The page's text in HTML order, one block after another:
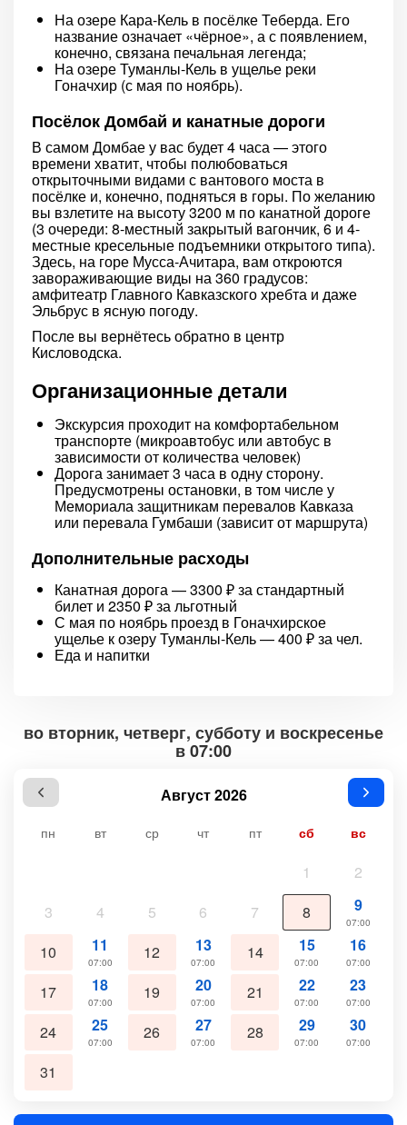
На озере Кара-Кель в посёлке Теберда. Его
название означает «чёрное», а с появлением,
конечно, связана печальная легенда;
На озере Туманлы-Кель в ущелье реки
Гоначхир (с мая по ноябрь).
Посёлок Домбай и канатные дороги
В самом Домбае у вас будет 4 часа — этого
времени хватит, чтобы полюбоваться
открыточными видами с вантового моста в
посёлке и, конечно, подняться в горы. По желанию
вы взлетите на высоту 3200 м по канатной дороге
(3 очереди: 8-местный закрытый вагончик, 6 и 4-
местные кресельные подъемники открытого типа).
Здесь, на горе Мусса-Ачитара, вам откроются
завораживающие виды на 360 градусов:
амфитеатр Главного Кавказского хребта и даже
Эльбрус в ясную погоду.
После вы вернётесь обратно в центр
Кисловодска.
Организационные детали
Экскурсия проходит на комфортабельном
транспорте (микроавтобус или автобус в
зависимости от количества человек)
Дорога занимает 3 часа в одну сторону.
Предусмотрены остановки, в том числе у
Мемориала защитникам перевалов Кавказа
или перевала Гумбаши (зависит от маршрута)
Дополнительные расходы
Канатная дорога — 3300 ₽ за стандартный
билет и 2350 ₽ за льготный
С мая по ноябрь проезд в Гоначхирское
ущелье к озеру Туманлы-Кель — 400 ₽ за чел.
Еда и напитки
во вторник, четверг, субботу и воскресенье
в 07:00
Август 2026
пн вт ср чт пт сб вс
1
2
3
4 5 6 7 8 9
07:00
10 11
07:00 12 13
07:00 14 15
07:00
16
07:00
17 18
07:00 19 20
07:00 21 22
07:00
23
07:00
24 25
07:00 26 27
07:00 28 29
07:00
30
07:00
31